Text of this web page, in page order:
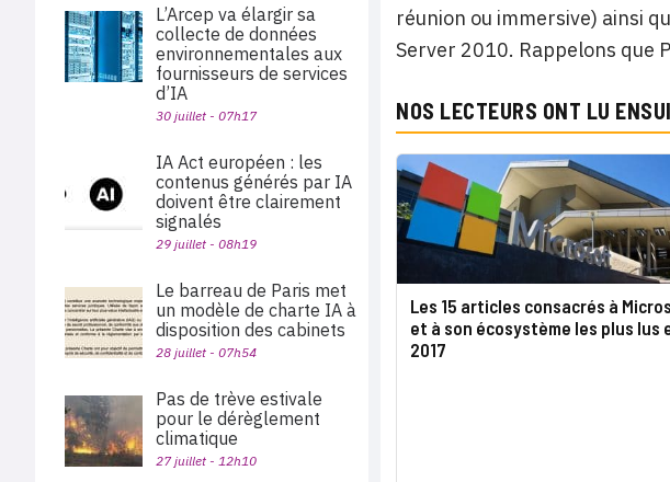
réunion ou immersive) ainsi
Server 2010. Rappelons que
NOS LECTEURS ONT LU
Les 15 articles consacrés à
et à son écosystème les plus lus
2017
L’Arcep va élargir sa
collecte de données
environnementales aux
fournisseurs de services
d’IA
30 juillet - 07h17
IA Act européen : les
contenus générés par IA
doivent être clairement
signalés
29 juillet - 08h19
Le barreau de Paris met
un modèle de charte IA à
disposition des cabinets
28 juillet - 07h54
Pas de trève estivale
pour le dérèglement
climatique
27 juillet - 12h10